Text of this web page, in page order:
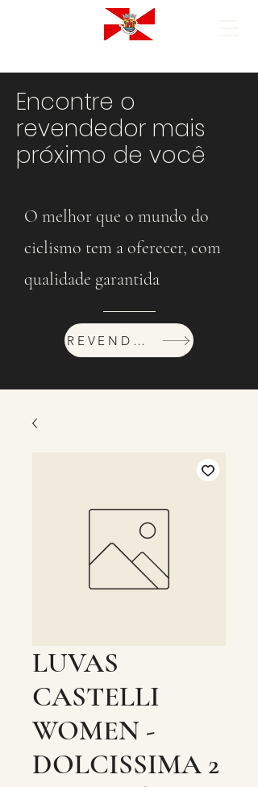
Encontre o
revendedor mais
próximo de você
O melhor que o mundo do
ciclismo tem a oferecer, com
qualidade garantida
REVENDEDORES
LUVAS
CASTELLI
WOMEN -
DOLCISSIMA 2